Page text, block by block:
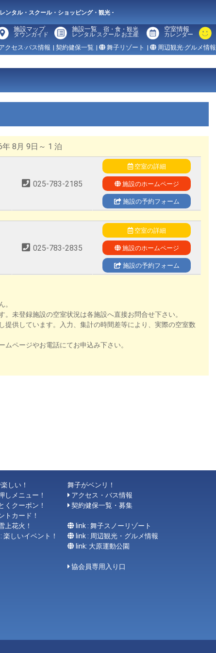
ンタル・スクール・ショッピング・観光 -
施設マップ
タウンガイド
施設一覧 宿・食・観光
レンタル スクール お土産
空室情報
カレンダー
クセス·バス情報 | 契約健保一覧 | 舞子リゾート | 周辺観光·グルメ情報
8月 9日～ 1 泊
025-783-2185
空室の詳細
施設のホームページ
施設の予約フォーム
025-783-2835
空室の詳細
施設のホームページ
施設の予約フォーム
。
未登録施設の空室状況は各施設へ直接お問合せ下さい。
供しています。入力、集計の時間差等により、実際の空室数
ページやお電話にてお申込み下さい。
しい！
しメニュー！
くクーポン！
トカード！
上花火！
: 楽しいイベント！
舞子がベンリ！
アクセス・バス情報
契約健保一覧・募集
link : 舞子スノーリゾート
link : 周辺観光・グルメ情報
link: 大原運動公園
協会員専用入り口